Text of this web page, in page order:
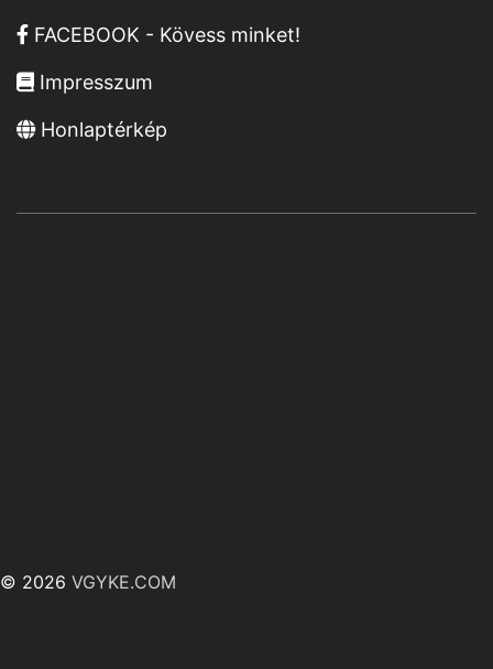
FACEBOOK - Kövess minket!
Impresszum
Honlaptérkép
© 2026 VGYKE.COM